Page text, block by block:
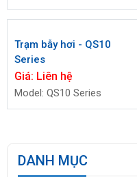
Trạm bẫy hơi - QS10
Series
Giá: Liên hệ
Model: QS10 Series
DANH MỤC